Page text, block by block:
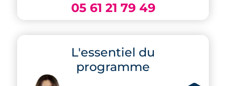
05 61 21 79 49
L'essentiel du
programme